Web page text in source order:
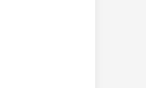
كتاب نهر الذهب في